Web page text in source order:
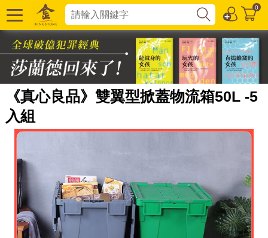
0
《真心良品》雙翼型掀蓋物流箱50L -5
入組